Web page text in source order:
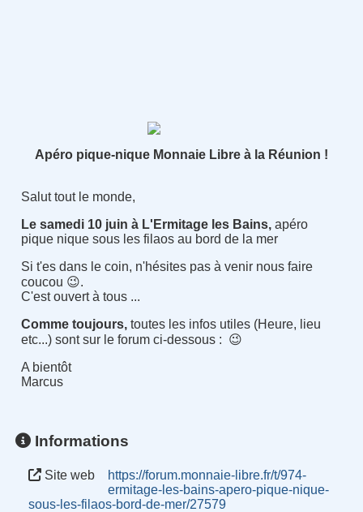
Apéro pique-nique Monnaie Libre à la Réunion !
Salut tout le monde,
Le samedi 10 juin à L'Ermitage les Bains,apéro
pique nique sous les filaos au bord de la mer
Si t'es dans le coin, n'hésites pas à venir nous faire
coucou 😉️.
C'est ouvert à tous ...
Comme toujours, toutes les infos utiles (Heure, lieu
etc...) sont sur le forum ci-dessous : 😉️
A bientôt
Marcus
Informations
Site web
https://forum.monnaie-libre.fr/t/974-
ermitage-les-bains-apero-pique-nique-
sous-les-filaos-bord-de-mer/27579